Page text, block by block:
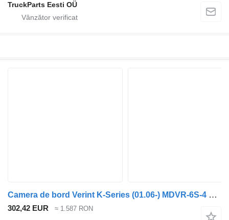
TruckParts Eesti OÜ
Camera de bord Verint K-Series (01.06-) MDVR-6S-4 pentru autobuz Scania K,N,F-series bus (2006-)
302,42 EUR ≈ 1.587 RON